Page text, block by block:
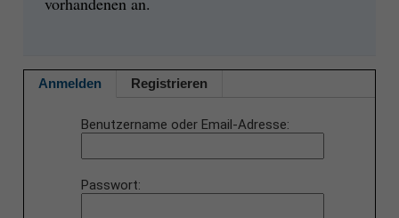
Anmelden Registrieren
Benutzername oder Email-Adresse
Passwort